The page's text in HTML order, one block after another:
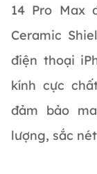
14 Pro Max
Ceramic
điện thoại
kính cực
đảm bảo
lượng, sắc